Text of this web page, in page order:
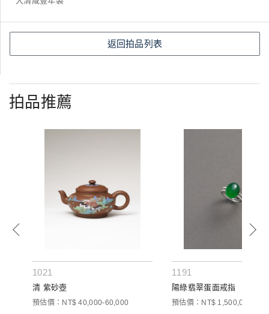
返回拍品列表
拍品推薦
1021
清 紫砂壺
預估價：NT$ 40,000-60,000
1191
陽綠翡翠蛋面戒指
預估價：NT$ 1,500,000-